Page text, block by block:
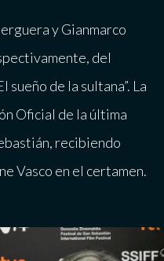
y Gianmarco
del
sueño de la sultana”. La
Oficial de la última
recibiendo
Vasco en el certamen.